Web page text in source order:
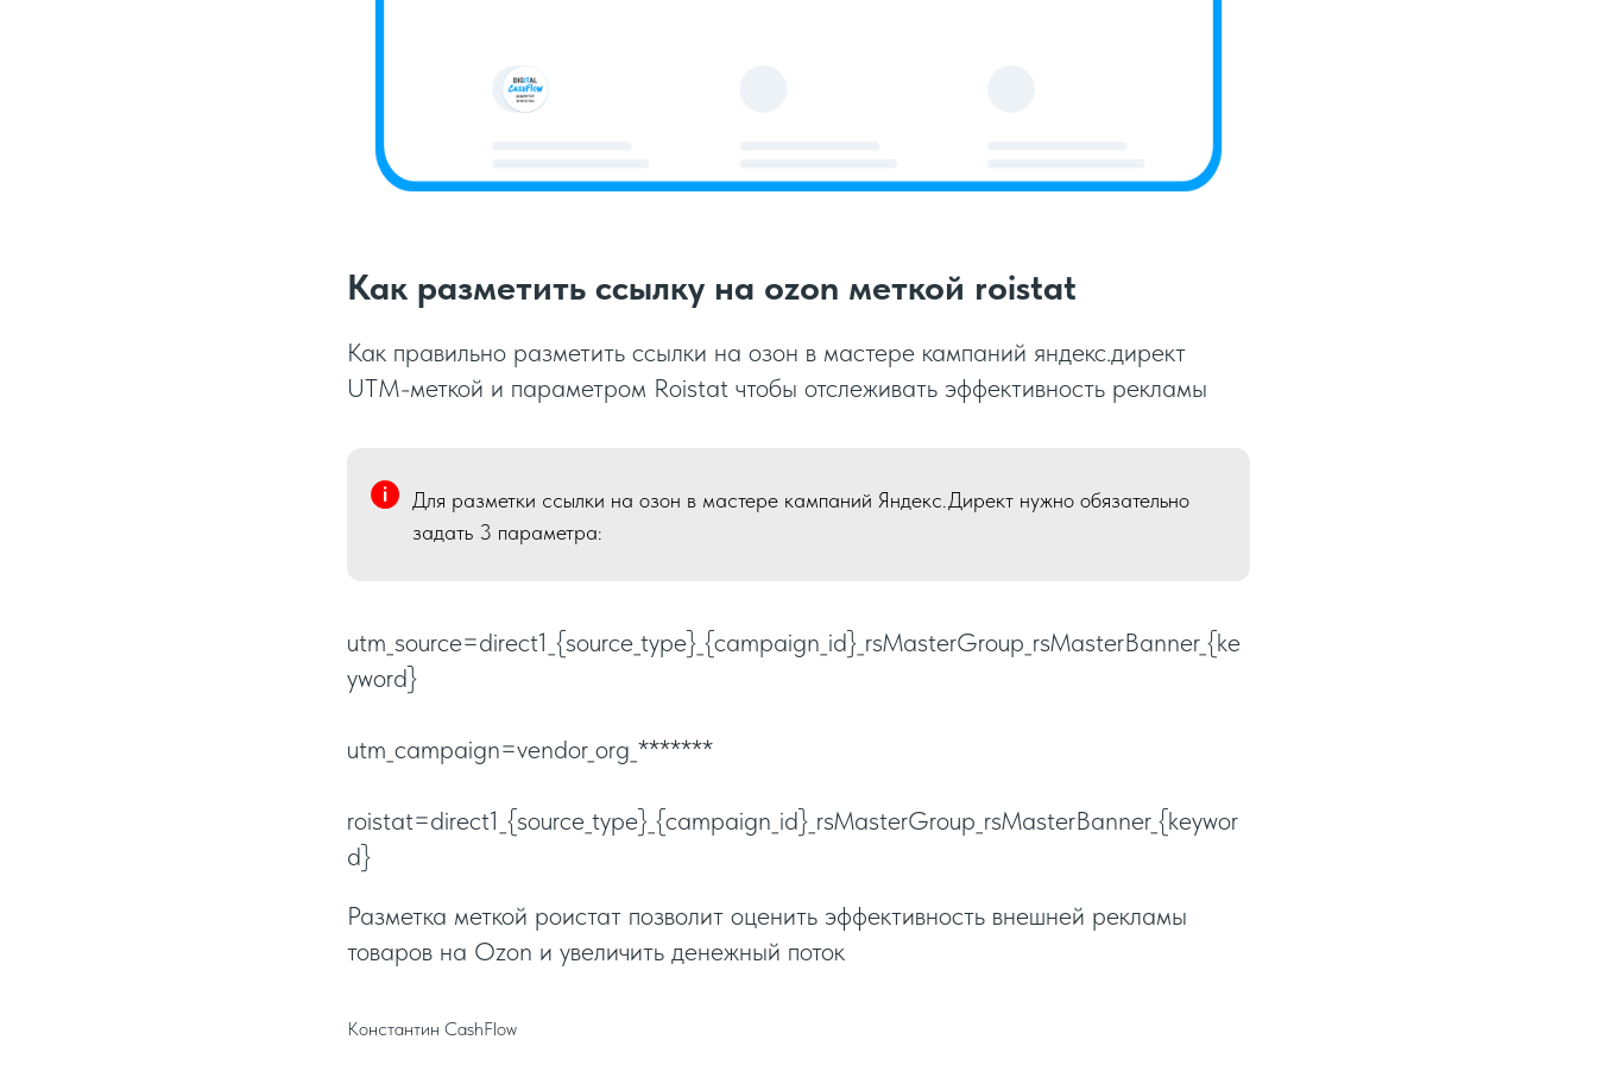
Как разметить ссылку на ozon меткой roistat
Как правильно разметить ссылки на озон в мастере кампаний яндекс.директ
UTM-меткой и параметром Roistat чтобы отслеживать эффективность рекламы
Для разметки ссылки на озон в мастере кампаний Яндекс.Директ нужно обязательно
задать 3 параметра:
utm_source=direct1_{source_type}_{campaign_id}_rsMasterGroup_rsMasterBanner_{ke
yword}
utm_campaign=vendor_org_*******
roistat=direct1_{source_type}_{campaign_id}_rsMasterGroup_rsMasterBanner_{keywor
d}
Разметка меткой роистат позволит оценить эффективность внешней рекламы
товаров на Ozon и увеличить денежный поток
Константин CashFlow